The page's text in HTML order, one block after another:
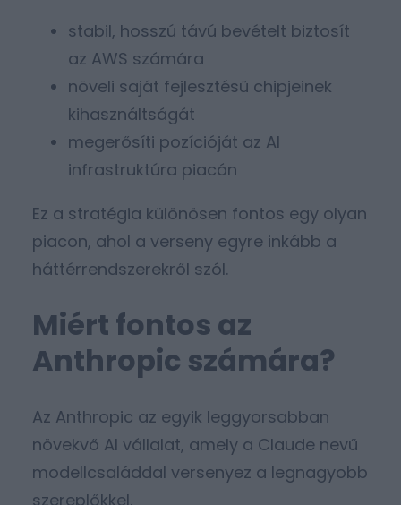
stabil, hosszú távú bevételt biztosít
az AWS számára
növeli saját fejlesztésű chipjeinek
kihasználtságát
megerősíti pozícióját az AI
infrastruktúra piacán
Ez a stratégia különösen fontos egy olyan
piacon, ahol a verseny egyre inkább a
háttérrendszerekről szól.
Miért fontos az
Anthropic számára?
Az Anthropic az egyik leggyorsabban
növekvő AI vállalat, amely a Claude nevű
modellcsaláddal versenyez a legnagyobb
szereplőkkel.